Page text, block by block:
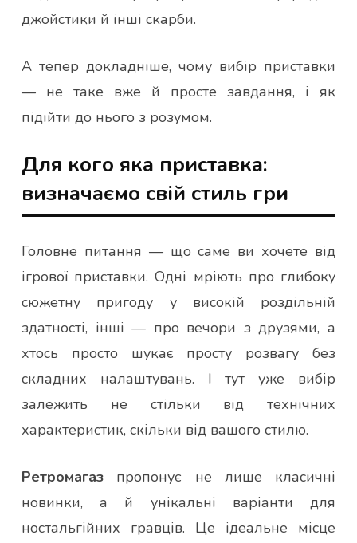
джойстики й інші скарби.
А тепер докладніше, чому вибір приставки
— не таке вже й просте завдання, і як
підійти до нього з розумом.
Для кого яка приставка:
визначаємо свій стиль гри
Головне питання — що саме ви хочете від
ігрової приставки. Одні мріють про глибоку
сюжетну пригоду у високій роздільній
здатності, інші — про вечори з друзями, а
хтось просто шукає просту розвагу без
складних налаштувань. І тут уже вибір
залежить не стільки від технічних
характеристик, скільки від вашого стилю.
Ретромагаз пропонує не лише класичні
новинки, а й унікальні варіанти для
ностальгійних гравців. Це ідеальне місце